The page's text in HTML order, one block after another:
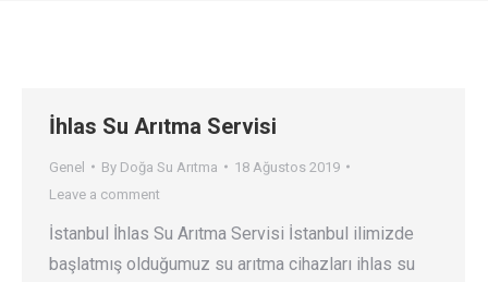
İhlas Su Arıtma Servisi
Genel By Doğa Su Arıtma
18 Ağustos 2019
Leave a comment
İstanbul İhlas Su Arıtma Servisi İstanbul ilimizde
başlatmış olduğumuz su arıtma cihazları ihlas su